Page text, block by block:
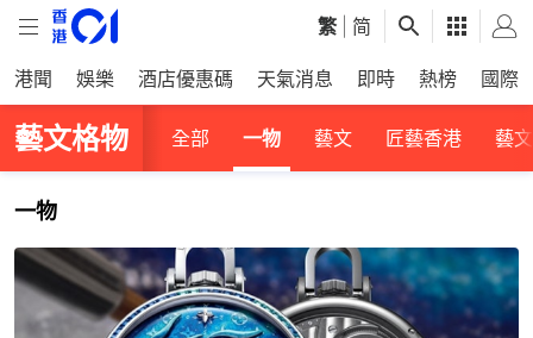
繁 简
港聞 娛樂 酒店優惠碼 天氣消息 即時 熱榜 國際
藝文格物 全部 一物 藝文 匠藝香港 藝
一物